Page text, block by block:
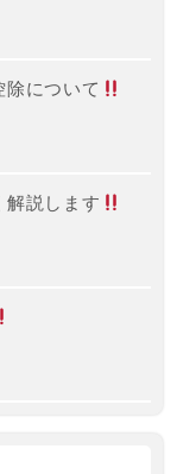
について
解説します